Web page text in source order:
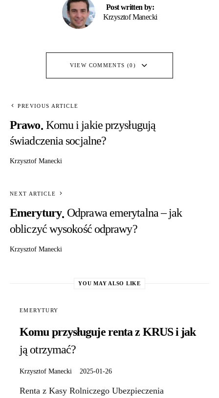
Post written by:
Krzysztof Manecki
VIEW COMMENTS (0)
PREVIOUS ARTICLE
Prawo Komu i jakie przysługują
świadczenia socjalne?
Krzysztof Manecki
NEXT ARTICLE
Emerytury Odprawa emerytalna – jak
obliczyć wysokość odprawy?
Krzysztof Manecki
YOU MAY ALSO LIKE
EMERYTURY
Komu przysługuje renta z KRUS i jak
ją otrzymać?
Krzysztof Manecki 2025-01-26
Renta z Kasy Rolniczego Ubezpieczenia